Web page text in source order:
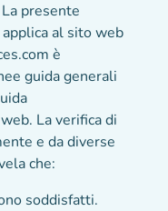
presente
al sito web
è
guida generali
La verifica di
e da diverse
che:
soddisfatti.